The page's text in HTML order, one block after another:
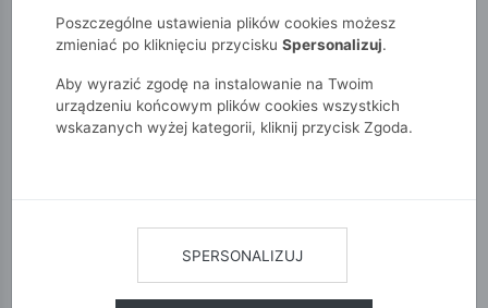
Poszczególne ustawienia plików cookies możesz
zmieniać po kliknięciu przycisku Spersonalizuj.
Aby wyrazić zgodę na instalowanie na Twoim
urządzeniu końcowym plików cookies wszystkich
wskazanych wyżej kategorii, kliknij przycisk Zgoda.
SPERSONALIZUJ